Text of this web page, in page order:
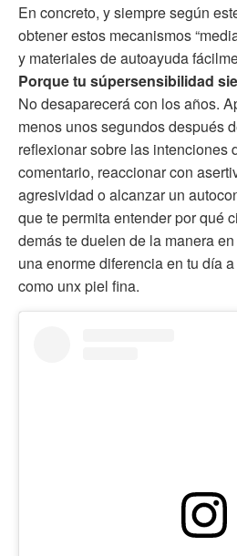
En concreto, y siempre según
obtener estos mecanismos
y materiales de autoayuda
Porque tu súpersensibilidad
No desaparecerá con los años.
menos unos segundos después
reflexionar sobre las intenciones
comentario, reaccionar con
agresividad o alcanzar un
que te permita entender por qué
demás te duelen de la manera
una enorme diferencia en tu día
como unx piel fina.